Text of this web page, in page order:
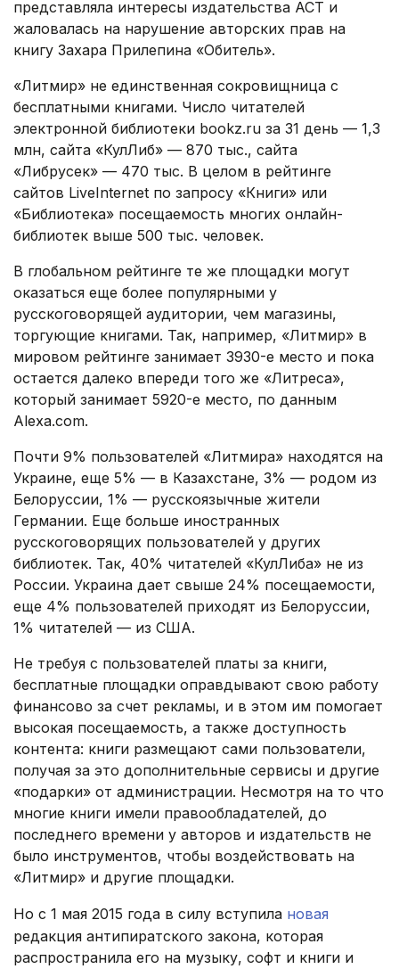
представляла интересы издательства АСТ и
жаловалась на нарушение авторских прав на
книгу Захара Прилепина «Обитель».
«Литмир» не единственная сокровищница с
бесплатными книгами. Число читателей
электронной библиотеки bookz.ru за 31 день — 1,3
млн, сайта «КулЛиб» — 870 тыс., сайта
«Либрусек» — 470 тыс. В целом в рейтинге
сайтов LiveInternet по запросу «Книги» или
«Библиотека» посещаемость многих онлайн-
библиотек выше 500 тыс. человек.
В глобальном рейтинге те же площадки могут
оказаться еще более популярными у
русскоговорящей аудитории, чем магазины,
торгующие книгами. Так, например, «Литмир» в
мировом рейтинге занимает 3930-е место и пока
остается далеко впереди того же «Литреса»,
который занимает 5920-е место, по данным
Alexa.com.
Почти 9% пользователей «Литмира» находятся на
Украине, еще 5% — в Казахстане, 3% — родом из
Белоруссии, 1% — русскоязычные жители
Германии. Еще больше иностранных
русскоговорящих пользователей у других
библиотек. Так, 40% читателей «КулЛиба» не из
России. Украина дает свыше 24% посещаемости,
еще 4% пользователей приходят из Белоруссии,
1% читателей — из США.
Не требуя с пользователей платы за книги,
бесплатные площадки оправдывают свою работу
финансово за счет рекламы, и в этом им помогает
высокая посещаемость, а также доступность
контента: книги размещают сами пользователи,
получая за это дополнительные сервисы и другие
«подарки» от администрации. Несмотря на то что
многие книги имели правообладателей, до
последнего времени у авторов и издательств не
было инструментов, чтобы воздействовать на
«Литмир» и другие площадки.
Но с 1 мая 2015 года в силу вступила новая
редакция антипиратского закона, которая
распространила его на музыку, софт и книги и